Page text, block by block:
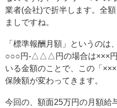
業者(会社)で折半します。全
ましですね。
「標準報酬月額」というのは
○○○円-△△△円の場合は×××円
いる金額のことで、この「
保険額が変わってきます。
今回の、額面25万円の月額給